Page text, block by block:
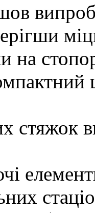
на
стяжок